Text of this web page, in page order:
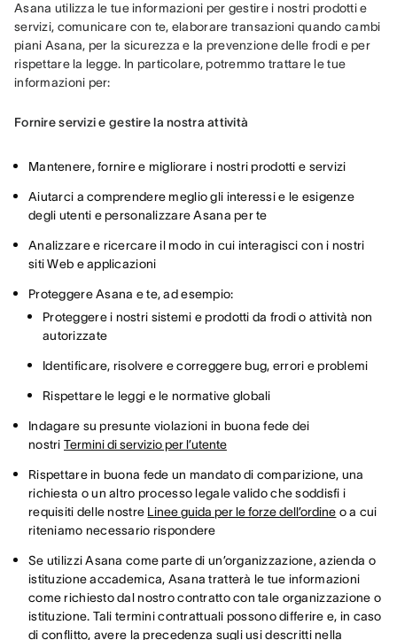
Asana utilizza le tue informazioni per gestire i nostri prodotti e
servizi, comunicare con te, elaborare transazioni quando cambi
piani Asana, per la sicurezza e la prevenzione delle frodi e per
rispettare la legge. In particolare, potremmo trattare le tue
informazioni per:
Fornire servizi e gestire la nostra attività
Mantenere, fornire e migliorare i nostri prodotti e servizi
Aiutarci a comprendere meglio gli interessi e le esigenze
degli utenti e personalizzare Asana per te
Analizzare e ricercare il modo in cui interagisci con i nostri
siti Web e applicazioni
Proteggere Asana e te, ad esempio:
Proteggere i nostri sistemi e prodotti da frodi o attività non
autorizzate
Identificare, risolvere e correggere bug, errori e problemi
Rispettare le leggi e le normative globali
Indagare su presunte violazioni in buona fede dei
nostri Termini di servizio per l’utente
Rispettare in buona fede un mandato di comparizione, una
richiesta o un altro processo legale valido che soddisfi i
requisiti delle nostre Linee guida per le forze dell’ordine o a cui
riteniamo necessario rispondere
Se utilizzi Asana come parte di un’organizzazione, azienda o
istituzione accademica, Asana tratterà le tue informazioni
come richiesto dal nostro contratto con tale organizzazione o
istituzione. Tali termini contrattuali possono differire e, in caso
di conflitto, avere la precedenza sugli usi descritti nella